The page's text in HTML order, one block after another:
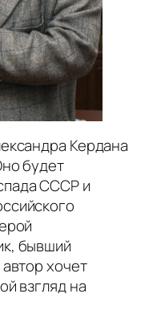
Кердана
будет
СССР и
бывший
хочет
взгляд на